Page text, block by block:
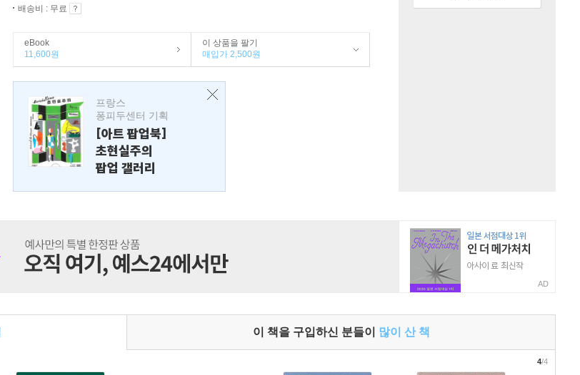
배송비 : 무료
eBook
11,600원
이 상품을 팔기
매입가 2,500원
프랑스
퐁피두센터 기획
[아트 팝업북]
초현실주의
팝업 갤러리
AD
이 책을 구입하신 분들이 많이 산 책
4/4